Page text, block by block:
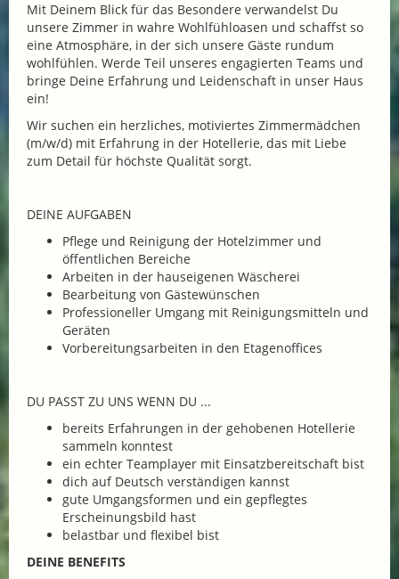
Mit Deinem Blick für das Besondere verwandelst Du
unsere Zimmer in wahre Wohlfühloasen und schaffst so
eine Atmosphäre, in der sich unsere Gäste rundum
wohlfühlen. Werde Teil unseres engagierten Teams und
bringe Deine Erfahrung und Leidenschaft in unser Haus
ein!
Wir suchen ein herzliches, motiviertes Zimmermädchen
(m/w/d) mit Erfahrung in der Hotellerie, das mit Liebe
zum Detail für höchste Qualität sorgt.
DEINE AUFGABEN
Pflege und Reinigung der Hotelzimmer und
öffentlichen Bereiche
Arbeiten in der hauseigenen Wäscherei
Bearbeitung von Gästewünschen
Professioneller Umgang mit Reinigungsmitteln und
Geräten
Vorbereitungsarbeiten in den Etagenoffices
DU PASST ZU UNS WENN DU ...
bereits Erfahrungen in der gehobenen Hotellerie
sammeln konntest
ein echter Teamplayer mit Einsatzbereitschaft bist
dich auf Deutsch verständigen kannst
gute Umgangsformen und ein gepflegtes
Erscheinungsbild hast
belastbar und flexibel bist
DEINE BENEFITS